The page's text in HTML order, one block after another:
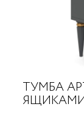
ТУМБА